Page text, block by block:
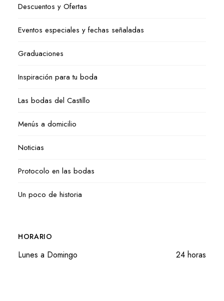
Descuentos y Ofertas
Eventos especiales y fechas señaladas
Graduaciones
Inspiración para tu boda
Las bodas del Castillo
Menús a domicilio
Noticias
Protocolo en las bodas
Un poco de historia
HORARIO
Lunes a Domingo 24 horas